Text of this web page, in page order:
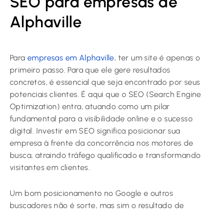
Alphaville
Para empresas em Alphaville, ter um site é apenas o
primeiro passo. Para que ele gere resultados
concretos, é essencial que seja encontrado por seus
potenciais clientes. É aqui que o SEO (Search Engine
Optimization) entra, atuando como um pilar
fundamental para a visibilidade online e o sucesso
digital. Investir em SEO significa posicionar sua
empresa à frente da concorrência nos motores de
busca, atraindo tráfego qualificado e transformando
visitantes em clientes.
Um bom posicionamento no Google e outros
buscadores não é sorte, mas sim o resultado de